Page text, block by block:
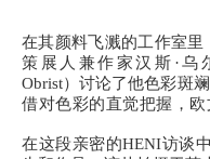
在其颜料飞溅的工作室里
策展人兼作家汉斯·乌
Obrist）讨论了他色彩斑
借对色彩的直觉把握，欧
在这段亲密的HENI访谈